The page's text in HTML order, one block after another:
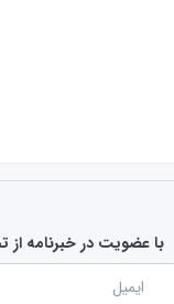
با عضویت در خبرنامه